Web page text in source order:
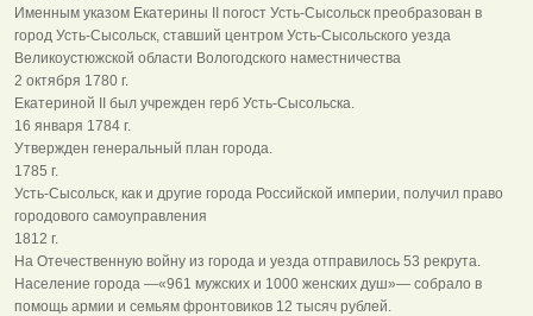
Именным указом Екатерины II погост Усть-Сысольск преобразован в
город Усть-Сысольск, ставший центром Усть-Сысольского уезда
Великоустюжской области Вологодского наместничества
2 октября 1780 г.
Екатериной II был учрежден герб Усть-Сысольска.
16 января 1784 г.
Утвержден генеральный план города.
1785 г.
Усть-Сысольск, как и другие города Российской империи, получил право
городового самоуправления
1812 г.
На Отечественную войну из города и уезда отправилось 53 рекрута.
Население города —«961 мужских и 1000 женских душ»— собрало в
помощь армии и семьям фронтовиков 12 тысяч рублей.